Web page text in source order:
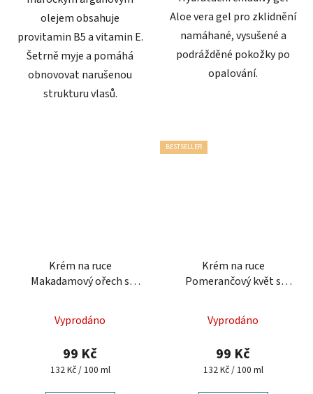
olejem obsahuje
provitamin B5 a vitamin E.
Šetrně myje a pomáhá
obnovovat narušenou
strukturu vlasů.
Aloe vera gel pro zklidnění
namáhané, vysušené a
podrážděné pokožky po
opalování.
Krém na ruce
Makadamový ořech s
Vyprodáno
99 Kč
Měrná
132 Kč / 100 ml
BESTSELLER
Krém na ruce
Pomerančový květ s
hodnocení
produktu
je
Vyprodáno
99 Kč
Měrná
132 Kč / 100 ml